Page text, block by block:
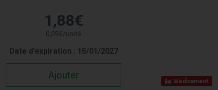
1 ,88€
0,09€/unité
Date d’expiration : 15/01/2027
Ajouter
Médicament